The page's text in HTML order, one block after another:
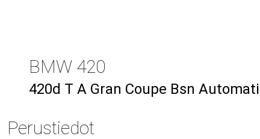
BMW 420
420d T A Gran Coupe Bsn
Perustiedot